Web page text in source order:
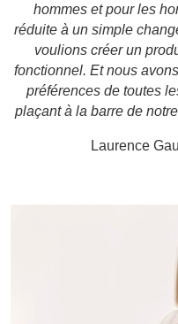
hommes et pour les
réduite à un simple
voulions créer un
fonctionnel. Et nous
préférences de toutes
plaçant à la barre de
Laurence